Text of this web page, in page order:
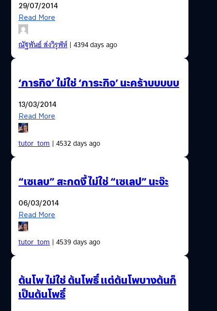
29/07/2014
Read More
ณัฐพันธ์ ส่งวิรุฬห์| 4394 days ago
‘ภารกิจ’ ไม่ใช่ ‘ภาระกิจ’ นะคร้าบบบบบ
13/03/2014
Read More
tutor_tom| 4532 days ago
“เซเลบ” สะกดงี้ ไม่ใช่ “เซเลป” นะจ๊ะ
06/03/2014
Read More
tutor_tom| 4539 days ago
ต้นโพ ไม่ใช่ ต้นโพธิ์ แต่ต้นโพบางต้นก็
เป็นต้นโพธิ์